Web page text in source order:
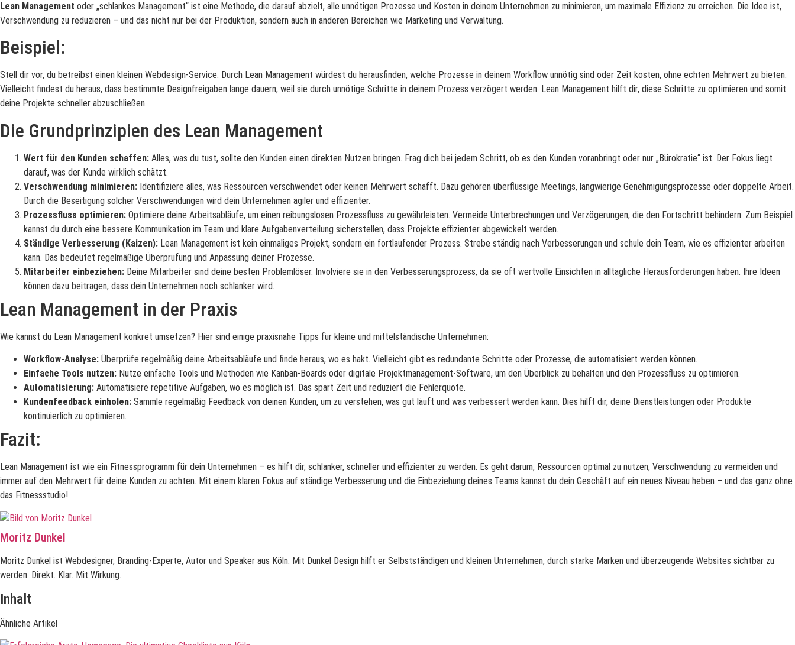
Lean Management oder „schlankes Management“ ist eine Methode, die darauf abzielt, alle unnötigen Prozesse und Kosten in deinem Unternehmen zu minimieren, um maximale Effizienz zu erreichen. Die Idee ist,
Verschwendung zu reduzieren – und das nicht nur bei der Produktion, sondern auch in anderen Bereichen wie Marketing und Verwaltung.
Beispiel:
Stell dir vor, du betreibst einen kleinen Webdesign-Service. Durch Lean Management würdest du herausfinden, welche Prozesse in deinem Workflow unnötig sind oder Zeit kosten, ohne echten Mehrwert zu bieten.
Vielleicht findest du heraus, dass bestimmte Designfreigaben lange dauern, weil sie durch unnötige Schritte in deinem Prozess verzögert werden. Lean Management hilft dir, diese Schritte zu optimieren und somit
deine Projekte schneller abzuschließen.
Die Grundprinzipien des Lean Management
Wert für den Kunden schaffen: Alles, was du tust, sollte den Kunden einen direkten Nutzen bringen. Frag dich bei jedem Schritt, ob es den Kunden voranbringt oder nur „Bürokratie“ ist. Der Fokus liegt
darauf, was der Kunde wirklich schätzt.
Verschwendung minimieren: Identifiziere alles, was Ressourcen verschwendet oder keinen Mehrwert schafft. Dazu gehören überflüssige Meetings, langwierige Genehmigungsprozesse oder doppelte Arbeit.
Durch die Beseitigung solcher Verschwendungen wird dein Unternehmen agiler und effizienter.
Prozessfluss optimieren: Optimiere deine Arbeitsabläufe, um einen reibungslosen Prozessfluss zu gewährleisten. Vermeide Unterbrechungen und Verzögerungen, die den Fortschritt behindern. Zum Beispiel
kannst du durch eine bessere Kommunikation im Team und klare Aufgabenverteilung sicherstellen, dass Projekte effizienter abgewickelt werden.
Ständige Verbesserung (Kaizen): Lean Management ist kein einmaliges Projekt, sondern ein fortlaufender Prozess. Strebe ständig nach Verbesserungen und schule dein Team, wie es effizienter arbeiten
kann. Das bedeutet regelmäßige Überprüfung und Anpassung deiner Prozesse.
Mitarbeiter einbeziehen: Deine Mitarbeiter sind deine besten Problemlöser. Involviere sie in den Verbesserungsprozess, da sie oft wertvolle Einsichten in alltägliche Herausforderungen haben. Ihre Ideen
können dazu beitragen, dass dein Unternehmen noch schlanker wird.
Lean Management in der Praxis
Wie kannst du Lean Management konkret umsetzen? Hier sind einige praxisnahe Tipps für kleine und mittelständische Unternehmen:
Workflow-Analyse: Überprüfe regelmäßig deine Arbeitsabläufe und finde heraus, wo es hakt. Vielleicht gibt es redundante Schritte oder Prozesse, die automatisiert werden können.
Einfache Tools nutzen: Nutze einfache Tools und Methoden wie Kanban-Boards oder digitale Projektmanagement-Software, um den Überblick zu behalten und den Prozessfluss zu optimieren.
Automatisierung: Automatisiere repetitive Aufgaben, wo es möglich ist. Das spart Zeit und reduziert die Fehlerquote.
Kundenfeedback einholen: Sammle regelmäßig Feedback von deinen Kunden, um zu verstehen, was gut läuft und was verbessert werden kann. Dies hilft dir, deine Dienstleistungen oder Produkte
kontinuierlich zu optimieren.
Fazit:
Lean Management ist wie ein Fitnessprogramm für dein Unternehmen – es hilft dir, schlanker, schneller und effizienter zu werden. Es geht darum, Ressourcen optimal zu nutzen, Verschwendung zu vermeiden und
immer auf den Mehrwert für deine Kunden zu achten. Mit einem klaren Fokus auf ständige Verbesserung und die Einbeziehung deines Teams kannst du dein Geschäft auf ein neues Niveau heben – und das ganz ohne
das Fitnessstudio!
Moritz Dunkel
Moritz Dunkel ist Webdesigner, Branding-Experte, Autor und Speaker aus Köln. Mit Dunkel Design hilft er Selbstständigen und kleinen Unternehmen, durch starke Marken und überzeugende Websites sichtbar zu
werden. Direkt. Klar. Mit Wirkung.
Inhalt
Ähnliche Artikel